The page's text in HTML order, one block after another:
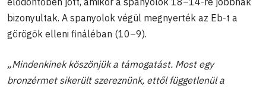
bizonyultak. A spanyolok végül megnyerték az Eb-t a
görögök elleni fináléban (10–9).
„Mindenkinek köszönjük a támogatást. Most egy
bronzérmet sikerült szereznünk, ettől függetlenül a